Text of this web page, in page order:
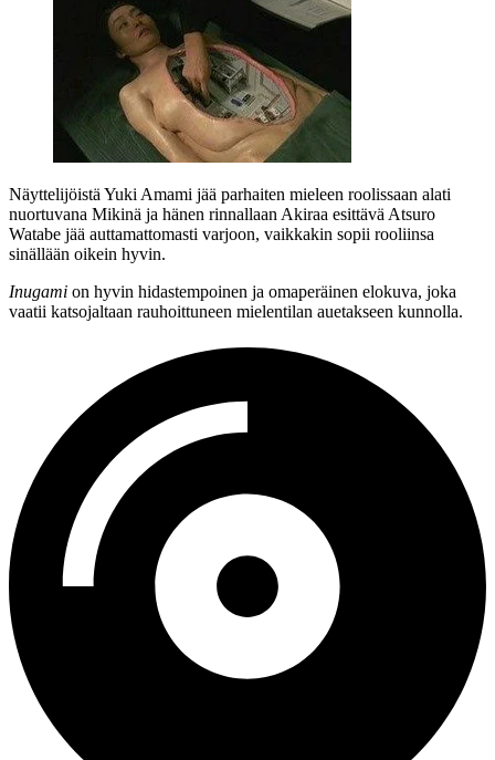
Näyttelijöistä Yuki Amami jää parhaiten mieleen roolissaan alati
nuortuvana Mikinä ja hänen rinnallaan Akiraa esittävä Atsuro
Watabe jää auttamattomasti varjoon, vaikkakin sopii rooliinsa
sinällään oikein hyvin.
Inugami on hyvin hidastempoinen ja omaperäinen elokuva, joka
vaatii katsojaltaan rauhoittuneen mielentilan auetakseen kunnolla.